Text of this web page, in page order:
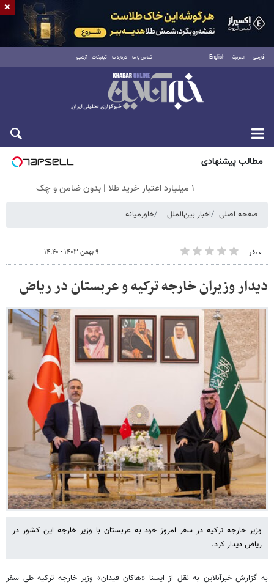
فارسی العربية English تماس با ما درباره ما تبلیغات آرشیو
جمعه ۱۶ مرداد ۱۴۰۵
مطالب پیشنهادی
۱ میلیارد اعتبار خرید طلا | بدون ضامن و چک
صفحه اصلی اخبار بین‌الملل خاورمیانه
۰ نفر ۹ بهمن ۱۴۰۳ - ۱۴:۴۰
دیدار وزیران خارجه ترکیه و عربستان در ریاض
وزیر خارجه ترکیه در سفر امروز خود به عربستان با وزیر خارجه این کشور در
ریاض دیدار کرد.
به گزارش خبرآنلاین به نقل از ایسنا «هاکان فیدان» وزیر خارجه ترکیه طی سفر
×